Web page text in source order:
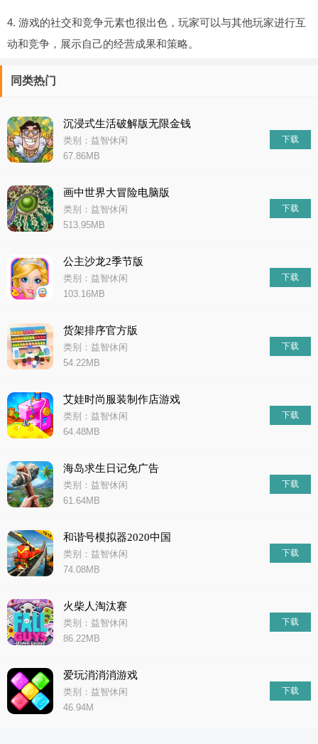
4. 游戏的社交和竞争元素也很出色，玩家可以与其他玩家进行互
动和竞争，展示自己的经营成果和策略。
同类热门
沉浸式生活破解版无限金钱
类别：益智休闲
67.86MB
下载
画中世界大冒险电脑版
类别：益智休闲
513.95MB
下载
公主沙龙2季节版
类别：益智休闲
103.16MB
下载
货架排序官方版
类别：益智休闲
54.22MB
下载
艾娃时尚服装制作店游戏
类别：益智休闲
64.48MB
下载
海岛求生日记免广告
类别：益智休闲
61.64MB
下载
和谐号模拟器2020中国
类别：益智休闲
74.08MB
下载
火柴人淘汰赛
类别：益智休闲
86.22MB
下载
爱玩消消消游戏
类别：益智休闲
46.94M
下载